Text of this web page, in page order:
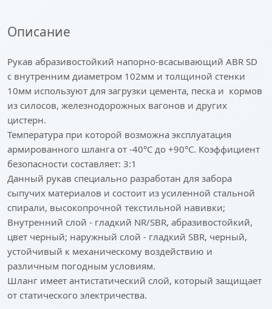
Описание
Рукав абразивостойкий напорно-всасывающий ABR SD
с внутренним диаметром 102мм и толщиной стенки
10мм используют для загрузки цемента, песка и кормов
из силосов, железнодорожных вагонов и других
цистерн.
Температура при которой возможна эксплуатация
армированного шланга от -40°C до +90°C. Коэффициент
безопасности составляет: 3:1
Данный рукав специально разработан для забора
сыпучих материалов и состоит из усиленной стальной
спирали, высокопрочной текстильной навивки;
Внутренний слой - гладкий NR/SBR, абразивостойкий,
цвет черный; наружный слой - гладкий SBR, черный,
устойчивый к механическому воздействию и
различным погодным условиям.
Шланг имеет антистатический слой, который защищает
от статического электричества.